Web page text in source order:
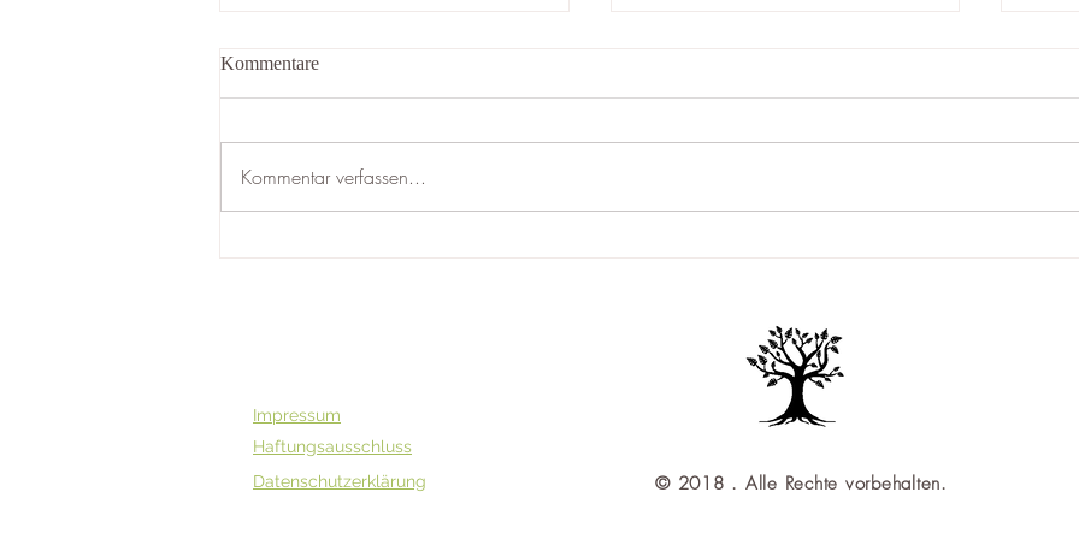
Kommentare
Kommentar verfassen...
Impressum
Haftungsausschluss
© 2018 . Alle Rechte vorbehalten.
Datenschutzerklärung